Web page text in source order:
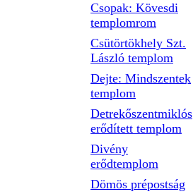
Csopak: Kövesdi
templomrom
Csütörtökhely Szt.
László templom
Dejte: Mindszentek
templom
Detrekőszentmiklós
erődített templom
Divény
erődtemplom
Dömös prépostság